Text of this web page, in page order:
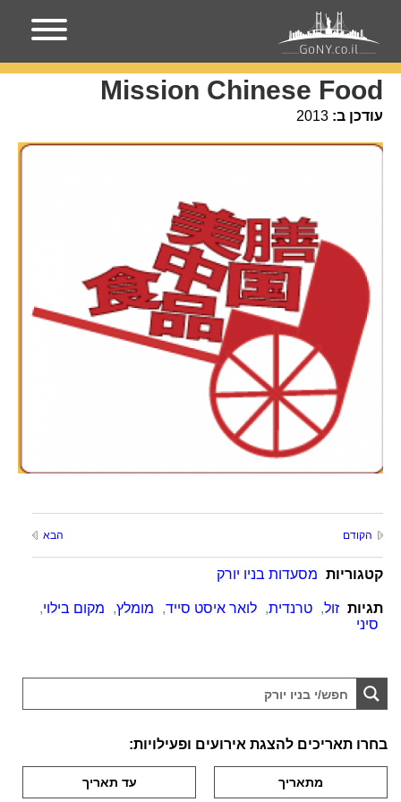
עמוד הבית מקומות בניו-יורק
Mission Chinese Food
עודכן ב: 2013
הקודם הבא
קטגוריות מסעדות בניו יורק
תגיות זול, טרנדית, לואר איסט סייד, מומלץ, מקום בילוי,
סיני
בחרו תאריכים להצגת אירועים ופעילויות: